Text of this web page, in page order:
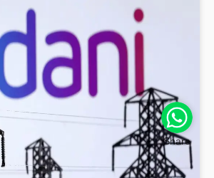
Share